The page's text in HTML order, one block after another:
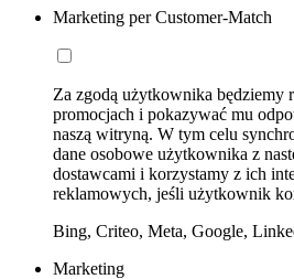
Marketing per Customer-Match
Za zgodą użytkownika będziemy
promocjach i pokazywać mu
naszą witryną. W tym celu
dane osobowe użytkownika z
dostawcami i korzystamy z ich
reklamowych, jeśli użytkownik
Bing, Criteo, Meta, Google,
Marketing